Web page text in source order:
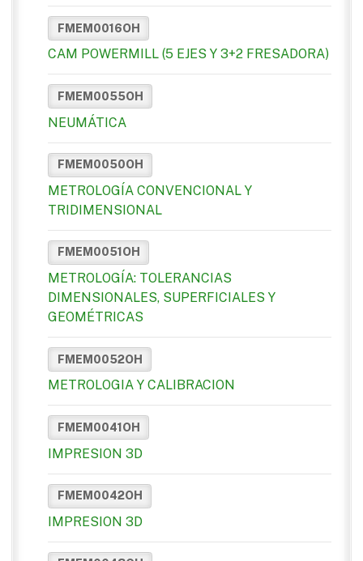
FMEM0016OH
CAM POWERMILL (5 EJES Y 3+2 FRESADORA)
FMEM0055OH
NEUMÁTICA
FMEM0050OH
METROLOGÍA CONVENCIONAL Y
TRIDIMENSIONAL
FMEM0051OH
METROLOGÍA: TOLERANCIAS
DIMENSIONALES, SUPERFICIALES Y
GEOMÉTRICAS
FMEM0052OH
METROLOGIA Y CALIBRACION
FMEM0041OH
IMPRESION 3D
FMEM0042OH
IMPRESION 3D